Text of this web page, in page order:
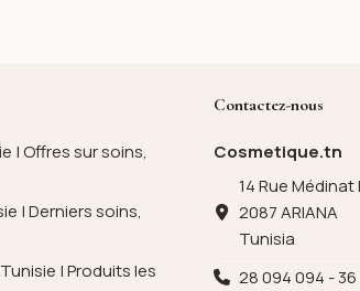
| Offres sur soins,
| Derniers soins,
| Produits les
Contactez-nous
Cosmetique.tn
14 Rue
2087 ARIANA
Tunisia
28 094 094 - 36